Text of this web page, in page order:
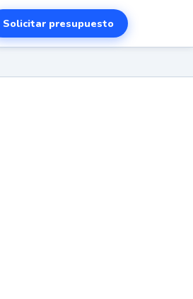
Solicitar presupuesto